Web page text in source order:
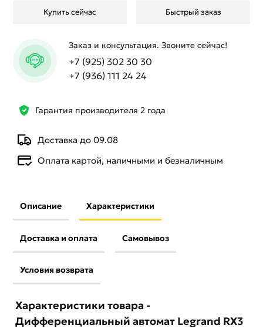
Гарантия производителя 2 года
Доставка до 09.08
Оплата картой, наличными и безналичным
Купить сейчас Быстрый заказ
Заказ и консультация. Звоните сейчас!
+7 (925) 302 30 30
+7 (936) 111 24 24
Описание Характеристики
Доставка и оплата Самовывоз
Условия возврата
Характеристики товара -
Дифференциальный автомат Legrand RX3